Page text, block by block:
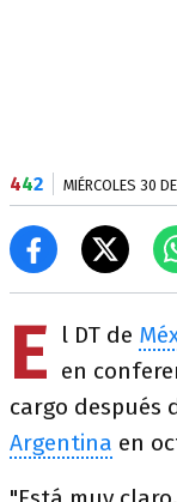
442 MIÉRCOLES 30
E l DT de
en
cargo después
Argentina en